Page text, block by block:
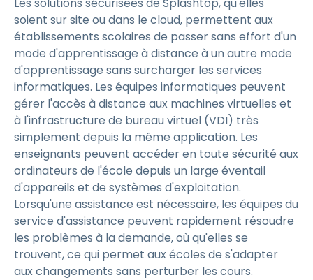
soient sur site ou dans le cloud, permettent aux
établissements scolaires de passer sans effort d'un
mode d'apprentissage à distance à un autre mode
d'apprentissage sans surcharger les services
informatiques. Les équipes informatiques peuvent
gérer l'accès à distance aux machines virtuelles et
à l'infrastructure de bureau virtuel (VDI) très
simplement depuis la même application. Les
enseignants peuvent accéder en toute sécurité aux
ordinateurs de l'école depuis un large éventail
d'appareils et de systèmes d'exploitation.
Lorsqu'une assistance est nécessaire, les équipes du
service d'assistance peuvent rapidement résoudre
les problèmes à la demande, où qu'elles se
trouvent, ce qui permet aux écoles de s'adapter
aux changements sans perturber les cours.